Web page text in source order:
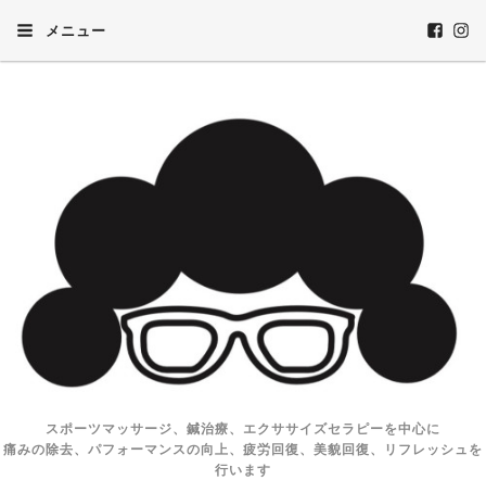
メニュー
スポーツマッサージ、鍼治療、エクササイズセラピーを中心に
痛みの除去、パフォーマンスの向上、疲労回復、美貌回復、リフレッシュを
行います